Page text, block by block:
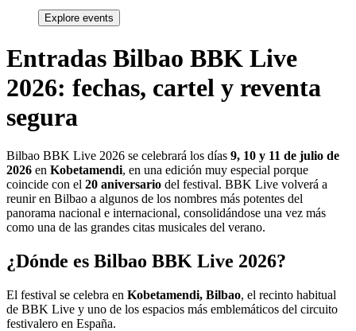
Explore events
Entradas Bilbao BBK Live
2026: fechas, cartel y reventa
segura
Bilbao BBK Live 2026 se celebrará los días 9, 10 y 11 de julio de
2026 en Kobetamendi, en una edición muy especial porque
coincide con el 20 aniversario del festival. BBK Live volverá a
reunir en Bilbao a algunos de los nombres más potentes del
panorama nacional e internacional, consolidándose una vez más
como una de las grandes citas musicales del verano.
¿Dónde es Bilbao BBK Live 2026?
El festival se celebra en Kobetamendi, Bilbao, el recinto habitual
de BBK Live y uno de los espacios más emblemáticos del circuito
festivalero en España.